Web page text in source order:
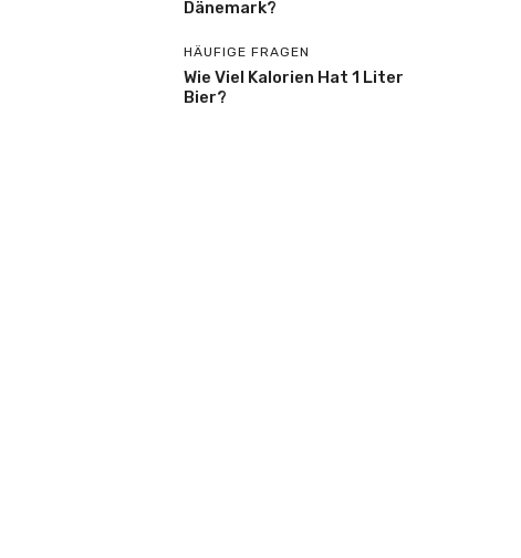
Dänemark?
HÄUFIGE FRAGEN
Wie Viel Kalorien Hat 1 Liter
Bier?